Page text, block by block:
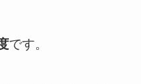
です。